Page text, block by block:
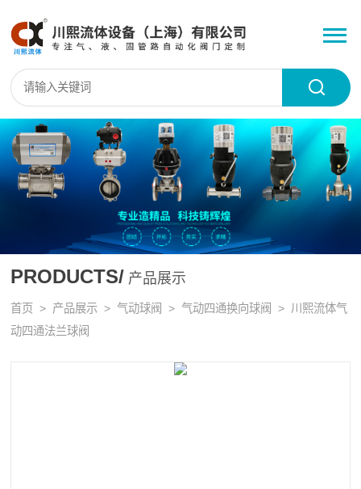
PRODUCTS/ 产品展示
首页 > 产品展示 >气动球阀 >气动四通换向球阀
> 川熙流体气
动四通法兰球阀